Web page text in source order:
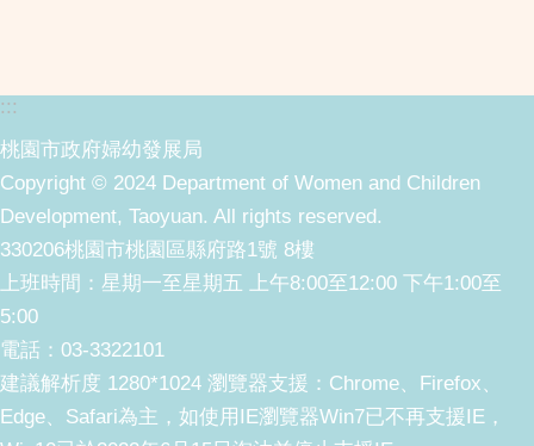
:::
桃園市政府婦幼發展局
Copyright © 2024 Department of Women and Children
Development, Taoyuan. All rights reserved.
330206桃園市桃園區縣府路1號 8樓
上班時間：星期一至星期五 上午8:00至12:00 下午1:00至
5:00
電話：03-3322101
建議解析度 1280*1024 瀏覽器支援：Chrome、Firefox、
Edge、Safari為主，如使用IE瀏覽器Win7已不再支援IE，